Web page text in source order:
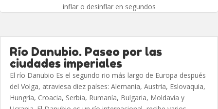
inflar o desinflar en segundos
Río Danubio. Paseo por las
ciudades imperiales
El río Danubio Es el segundo rio más largo de Europa después
del Volga, atraviesa diez países: Alemania, Austria, Eslovaquia,
Hungría, Croacia, Serbia, Rumanía, Bulgaria, Moldavia y